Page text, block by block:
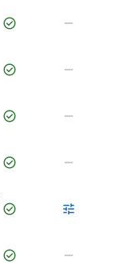
check_circle remove
check_circle remove
check_circle remove
check_circle remove
check_circle tune
check_circle remove